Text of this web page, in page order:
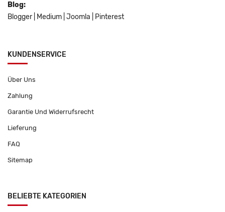
Blog:
Blogger
Medium Joomla Pinterest
KUNDENSERVICE
Über Uns
Zahlung
Garantie Und Widerrufsrecht
Lieferung
FAQ
Sitemap
BELIEBTE KATEGORIEN